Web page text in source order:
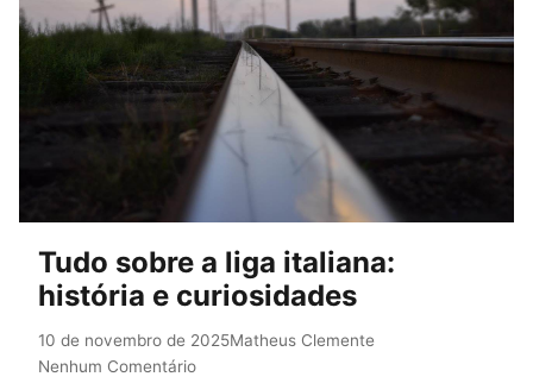
Tudo sobre a liga italiana:
história e curiosidades
10 de novembro de 2025Matheus Clemente
Nenhum Comentário